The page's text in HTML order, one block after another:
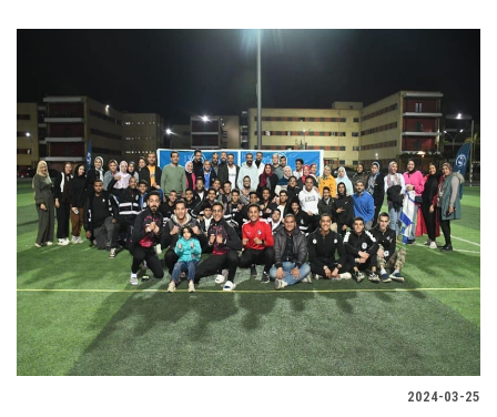
الإعلام
تواصل معنا
الطلاب
هيئة التدريس
الدراسات العليا
2024-03-25